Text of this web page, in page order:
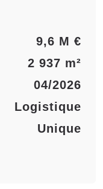
9,6 M €
2 937 m²
04/2026
Logistique
Unique